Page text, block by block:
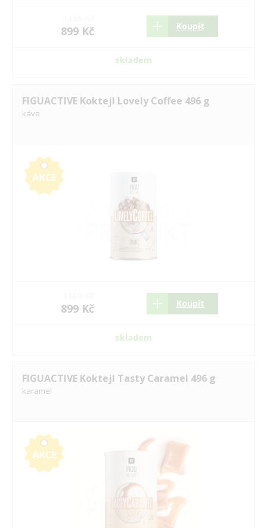
899 Kč Koupit
skladem
FIGUACTIVE Koktejl Lovely Coffee 496 g
káva
899 Kč Koupit
skladem
FIGUACTIVE Koktejl Tasty Caramel 496 g
karamel